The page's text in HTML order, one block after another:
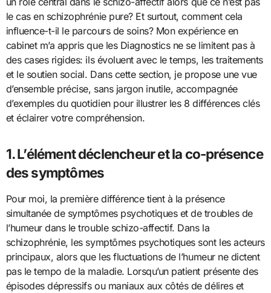
le cas en schizophrénie pure? Et surtout, comment cela
influence-t-il le parcours de soins? Mon expérience en
cabinet m’a appris que les Diagnostics ne se limitent pas à
des cases rigides: ils évoluent avec le temps, les traitements
et le soutien social. Dans cette section, je propose une vue
d’ensemble précise, sans jargon inutile, accompagnée
d’exemples du quotidien pour illustrer les 8 différences clés
et éclairer votre compréhension.
1. L’élément déclencheur et la co-présence
des symptômes
Pour moi, la première différence tient à la présence
simultanée de symptômes psychotiques et de troubles de
l’humeur dans le trouble schizo-affectif. Dans la
schizophrénie, les symptômes psychotiques sont les acteurs
principaux, alors que les fluctuations de l’humeur ne dictent
pas le tempo de la maladie. Lorsqu’un patient présente des
épisodes dépressifs ou maniaux aux côtés de délires et